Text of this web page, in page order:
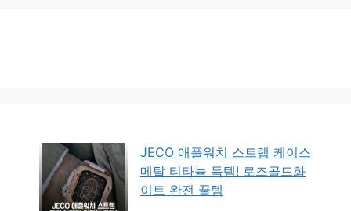
JECO 애플워치 스트랩 케이스
메탈 티타늄 득템! 로즈골드화
이트 완전 꿀템